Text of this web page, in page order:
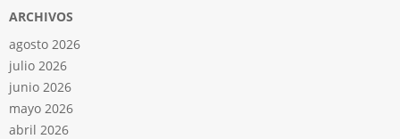
ARCHIVOS
agosto 2026
julio 2026
junio 2026
mayo 2026
abril 2026